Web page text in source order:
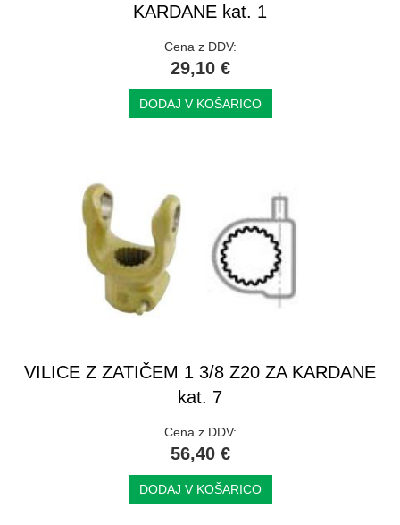
KARDANE kat. 1
Cena z DDV:
29,10 €
DODAJ V KOŠARICO
VILICE Z ZATIČEM 1 3/8 Z20 ZA KARDANE
kat. 7
Cena z DDV:
56,40 €
DODAJ V KOŠARICO